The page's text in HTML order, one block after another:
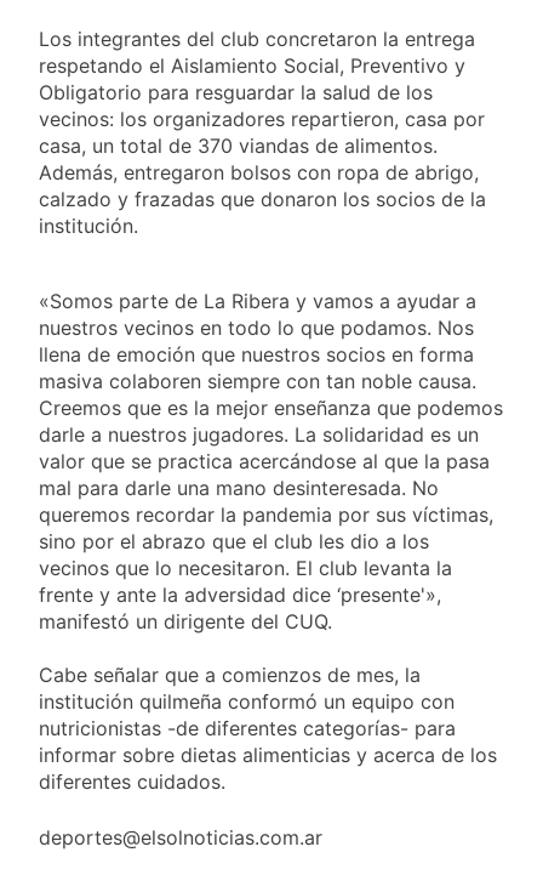
puntos
calificó a los
responsables como
«delincuentes
anarquistas»
Día Internacional de
la Cerveza: los tres
secretos para
servirla
correctamente
2 Días Atrás
El frío polar se
instala en Buenos
Aires: mejora el
tiempo y llegan las
temperaturas más
2 Días Atrás
Día de San Cayetano:
ley de propiedad
privada, pero el
Gobierno debió
eliminar otro capítulo
2 Días Atrás
Incidentes frente al
Congreso durante la
protesta contra la
Ley de Propiedad
Privada: hubo
detenidos y
enfrentamientos
2 Días Atrás
La Fiscalía rechazó el
pedido para
suspender el juicio
contra Pity Alvarez
2 Días Atrás
67 barrios full LED en
Florencio Varela
2 Días Atrás
El temporal se
despide del AMBA:
llover y llega una ola
de frío con mínimas
cercanas a 1°C
Kicillof marchó
contra la Ley de
Propiedad Privada de
Milei
2 Días Atrás
Los integrantes del club concretaron la entrega
respetando el Aislamiento Social, Preventivo y
Obligatorio para resguardar la salud de los
vecinos: los organizadores repartieron, casa por
casa, un total de 370 viandas de alimentos.
Además, entregaron bolsos con ropa de abrigo,
calzado y frazadas que donaron los socios de la
institución.
«Somos parte de La Ribera y vamos a ayudar a
nuestros vecinos en todo lo que podamos. Nos
llena de emoción que nuestros socios en forma
masiva colaboren siempre con tan noble causa.
Creemos que es la mejor enseñanza que podemos
darle a nuestros jugadores. La solidaridad es un
valor que se practica acercándose al que la pasa
mal para darle una mano desinteresada. No
queremos recordar la pandemia por sus víctimas,
sino por el abrazo que el club les dio a los
vecinos que lo necesitaron. El club levanta la
frente y ante la adversidad dice ‘presente'»,
manifestó un dirigente del CUQ.
Cabe señalar que a comienzos de mes, la
institución quilmeña conformó un equipo con
nutricionistas -de diferentes categorías- para
informar sobre dietas alimenticias y acerca de los
diferentes cuidados.
deportes@elsolnoticias.com.ar